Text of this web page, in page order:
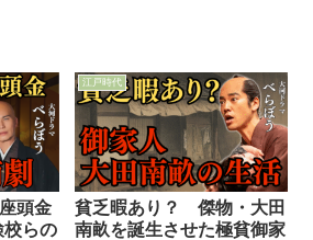
頭金
校らの
江戸時代
貧乏暇あり？ 傑物・大田
南畝を誕生させた極貧御家